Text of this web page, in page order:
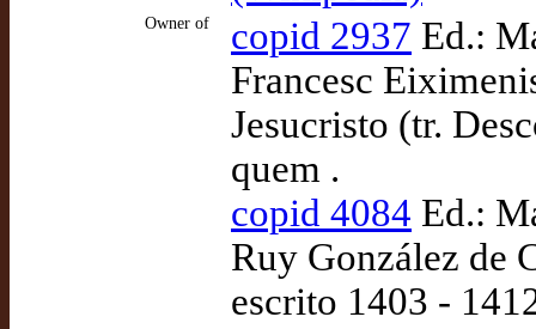
Owner of copid 2937 Ed.:
Francesc
Jesucristo (tr.
quem .
copid 4084 Ed.:
Ruy González de
escrito 1403 -